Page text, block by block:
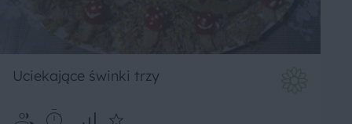
Uciekające świnki trzy